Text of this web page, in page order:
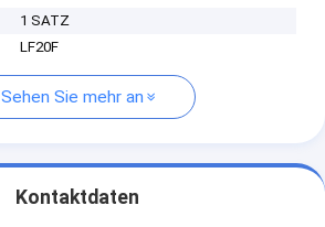
1 SATZ
LF20F
Sehen Sie mehr an
Kontaktdaten